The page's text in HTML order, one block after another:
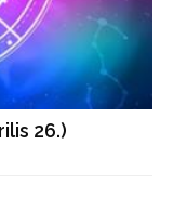
26.)